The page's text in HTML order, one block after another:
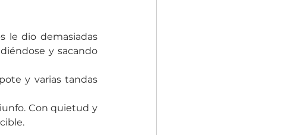
le dio demasiadas
y sacando
y varias tandas
Con quietud y